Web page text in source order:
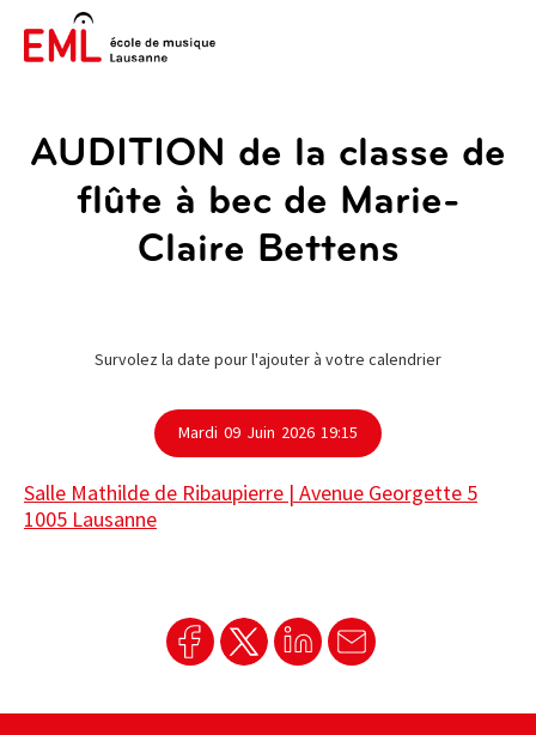
AUDITION de la classe de
flûte à bec de Marie-
Claire Bettens
Survolez la date pour l'ajouter à votre calendrier
Mardi 09 Juin 2026 19:15
Salle Mathilde de Ribaupierre | Avenue Georgette 5
1005 Lausanne